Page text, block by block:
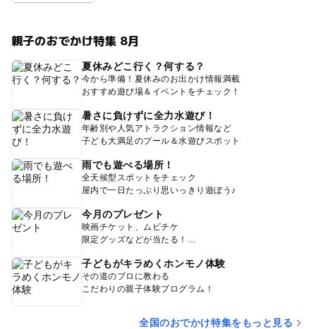
親子のおでかけ特集 8月
夏休みどこ行く？何する？
今から準備！夏休みのお出かけ情報満載
おすすめ遊び場＆イベントをチェック！
暑さに負けずに全力水遊び！
年齢別や人気アトラクション情報など
子ども大満足のプール＆水遊びスポット
雨でも遊べる場所！
全天候型スポットをチェック
屋内で一日たっぷり思いっきり遊ぼう♪
今月のプレゼント
映画チケット、ムビチケ
限定グッズなどが当たる！
子どもがキラめくホンモノ体験
その道のプロに教わる
こだわりの親子体験プログラム！
全国のおでかけ特集をもっと見る